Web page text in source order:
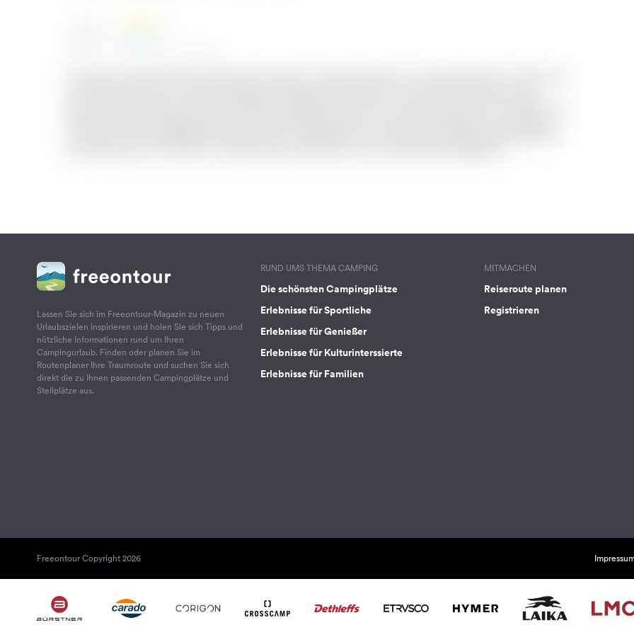
Lassen Sie sich im Freeontour-Magazin zu neuen
Urlaubszielen inspirieren und holen Sie sich Tipps und
nützliche Informationen rund um Ihren
Campingurlaub. Finden oder planen Sie im
Routenplaner Ihre Traumroute und suchen Sie sich
direkt die zu Ihnen passenden Campingplätze und
Stellplätze aus.
RUND UMS THEMA CAMPING
Die schönsten Campingplätze
Erlebnisse für Sportliche
Erlebnisse für Genießer
Erlebnisse für Kulturinterssierte
Erlebnisse für Familien
MITMACHEN
Reiseroute planen
Registrieren
Freeontour Copyright 2026